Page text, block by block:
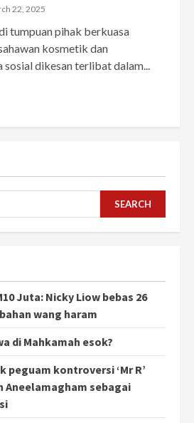
22, 2025
tumpuan pihak berkuasa
kosmetik dan
sosial dikesan terlibat dalam...
SEARCH
Juta: Nicky Liow bebas 26
wang haram
di Mahkamah esok?
peguam kontroversi ‘Mr R’
Aneelamagham sebagai